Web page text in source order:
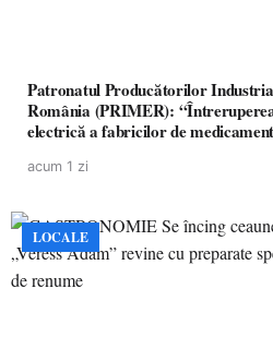
Patronatul Producătorilor
România (PRIMER):
electrică a fabricilor de
acum 1 zi
LOCALE